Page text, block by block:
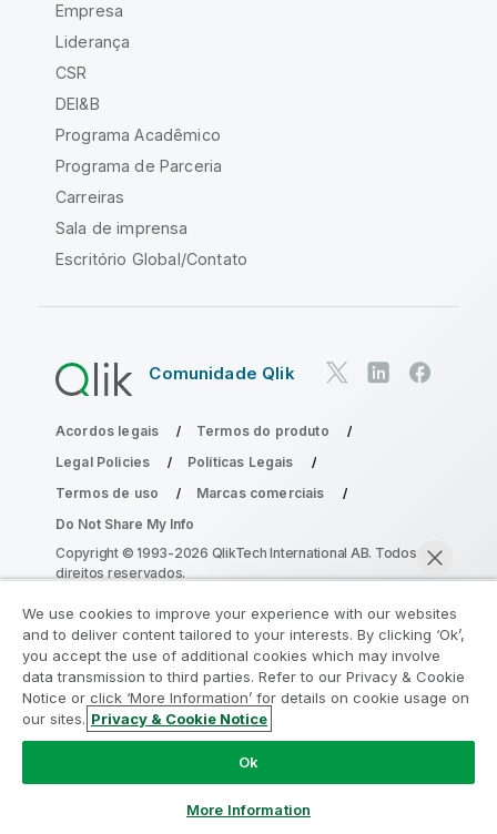
Bater papo agora
Empresa
Liderança
CSR
DEI&B
Programa Acadêmico
Programa de Parceria
Carreiras
Sala de imprensa
Escritório Global/Contato
Comunidade Qlik
Acordos legais
Termos do produto
Legal Policies
Políticas Legais
Termos de uso
Marcas comerciais
Do Not Share My Info
Copyright © 1993-2026 QlikTech International AB. Todos os
direitos reservados.
Participe do Programa de Modernização
do Analytics
Modernize sem comprometer seus valiosos aplicativos
QlikView com o Programa de Modernização do Analytics.
Clique aqui
ampquestions@qlik.com
We use cookies to improve your experience with our websites
and to deliver content tailored to your interests. By clicking ‘Ok’,
you accept the use of additional cookies which may involve
data transmission to third parties. Refer to our Privacy & Cookie
Notice or click ‘More Information’ for details on cookie usage on
our sites. Privacy & Cookie Notice
Ok
More Information